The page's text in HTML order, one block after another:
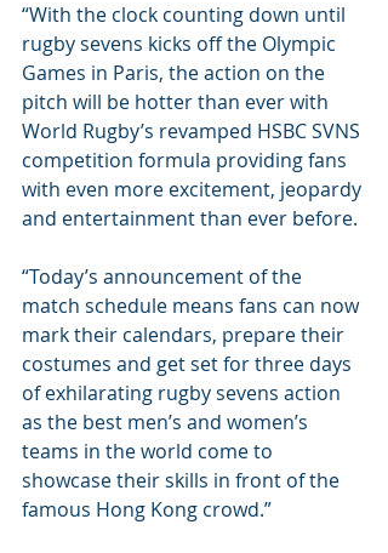
“With the clock counting down until
rugby sevens kicks off the Olympic
Games in Paris, the action on the
pitch will be hotter than ever with
World Rugby’s revamped HSBC SVNS
competition formula providing fans
with even more excitement, jeopardy
and entertainment than ever before.
“Today’s announcement of the
match schedule means fans can now
mark their calendars, prepare their
costumes and get set for three days
of exhilarating rugby sevens action
as the best men’s and women’s
teams in the world come to
showcase their skills in front of the
famous Hong Kong crowd.”